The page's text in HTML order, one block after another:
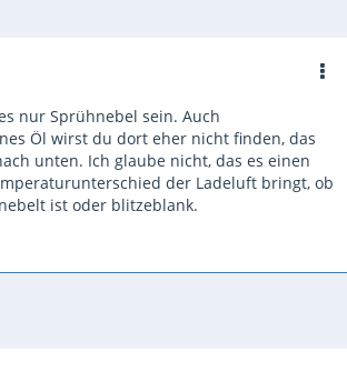
nur Sprühnebel sein. Auch
Öl wirst du dort eher nicht finden, das
unten. Ich glaube nicht, das es einen
der Ladeluft bringt, ob
ist oder blitzeblank.